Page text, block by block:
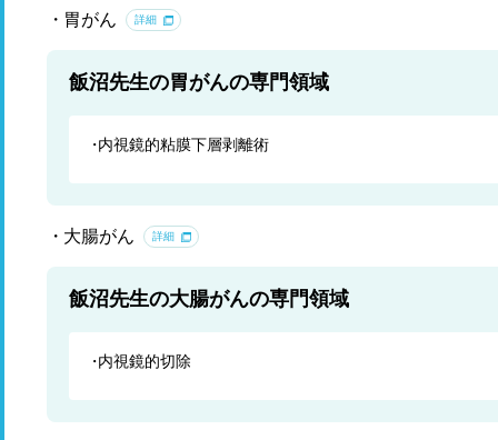
胃がん 詳細
飯沼先生の胃がんの専門領域
内視鏡的粘膜下層剥離術
大腸がん 詳細
飯沼先生の大腸がんの専門領域
内視鏡的切除